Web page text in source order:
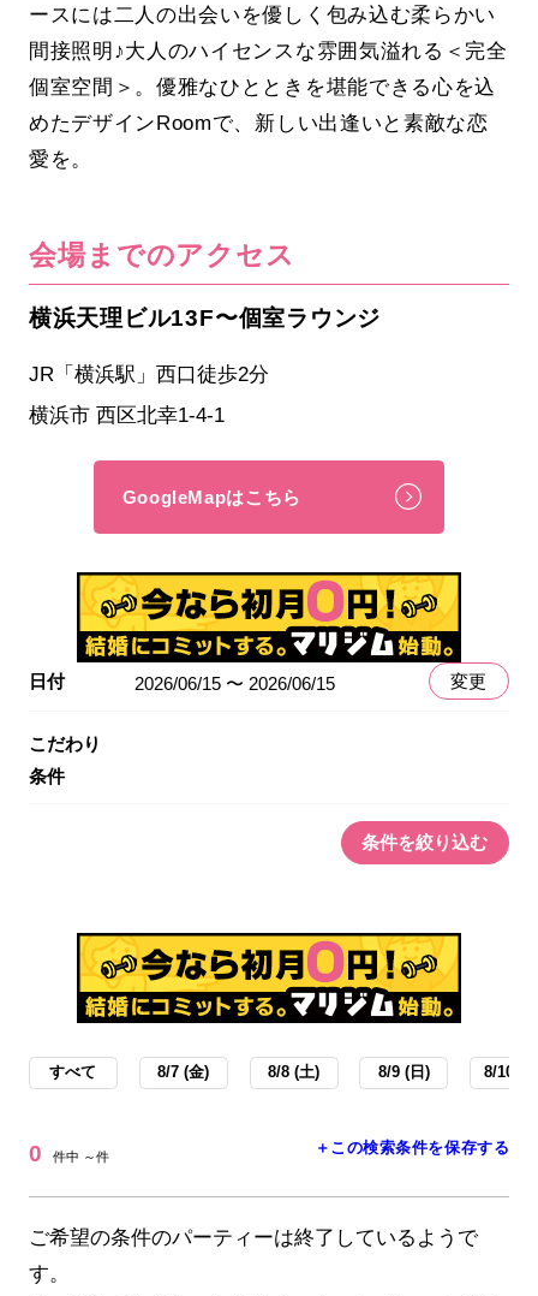
ースには二人の出会いを優しく包み込む柔らかい
間接照明♪大人のハイセンスな雰囲気溢れる＜完全
個室空間＞。優雅なひとときを堪能できる心を込
めたデザインRoomで、新しい出逢いと素敵な恋
愛を。
会場までのアクセス
横浜天理ビル13F〜個室ラウンジ
JR「横浜駅」西口徒歩2分
横浜市 西区北幸1-4-1
GoogleMapはこちら
日付 2026/06/15 〜 2026/06/15 変更
こだわり
条件
条件を絞り込む
すべて 8/7 (金) 8/8 (土) 8/9 (日) 8/10 (
0 件中 ～件 ＋この検索条件を保存する
ご希望の条件のパーティーは終了しているようで
す。